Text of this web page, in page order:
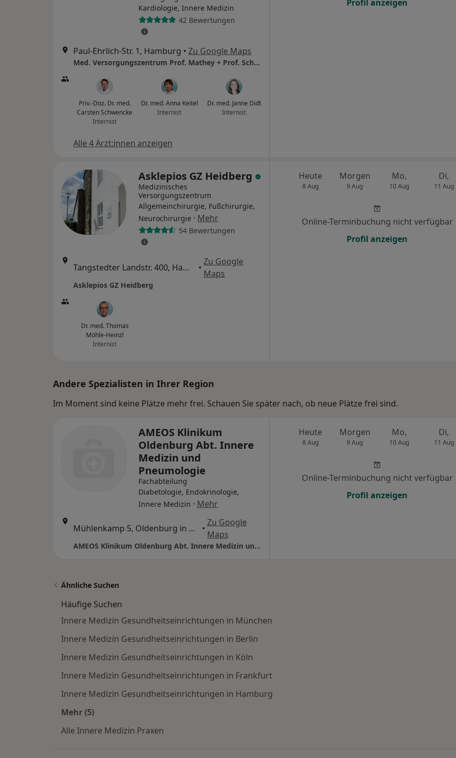
Kardiologie, Innere Medizin
42 Bewertungen
Paul-Ehrlich-Str. 1, Hamburg • Zu Google Maps
Med. Versorgungszentrum Prof. Mathey + Prof. Schofer NK Altona
Priv.-Doz. Dr. med.
Carsten Schwencke
Internist
Dr. med. Anna Keitel
Internist
Dr. med. Janne Didt
Internist
Alle 4 Ärzt:innen anzeigen
Profil anzeigen
Asklepios GZ Heidberg
Medizinisches
Versorgungszentrum
Allgemeinchirurgie, Fußchirurgie,
Neurochirurgie · Mehr
54 Bewertungen
Tangstedter Landstr. 400, Hamburg •
Zu Google
Maps
Asklepios GZ Heidberg
Dr. med. Thomas
Möhle-Heinzl
Internist
Heute
8 Aug
Morgen
9 Aug
Mo,
10 Aug
Di,
11 Aug
Online-Terminbuchung nicht verfügbar
Profil anzeigen
Andere Spezialisten in Ihrer Region
Im Moment sind keine Plätze mehr frei. Schauen Sie später nach, ob neue Plätze frei sind.
AMEOS Klinikum
Oldenburg Abt. Innere
Medizin und
Pneumologie
Fachabteilung
Diabetologie, Endokrinologie,
Innere Medizin · Mehr
Mühlenkamp 5, Oldenburg in Holstein •
Zu Google
Maps
AMEOS Klinikum Oldenburg Abt. Innere Medizin und Pneumologie
Heute
8 Aug
Morgen
9 Aug
Mo,
10 Aug
Di,
11 Aug
Online-Terminbuchung nicht verfügbar
Profil anzeigen
Ähnliche Suchen
Häufige Suchen
Innere Medizin Gesundheitseinrichtungen in München
Innere Medizin Gesundheitseinrichtungen in Berlin
Innere Medizin Gesundheitseinrichtungen in Köln
Innere Medizin Gesundheitseinrichtungen in Frankfurt
Innere Medizin Gesundheitseinrichtungen in Hamburg
Mehr (5)
Alle Innere Medizin Praxen